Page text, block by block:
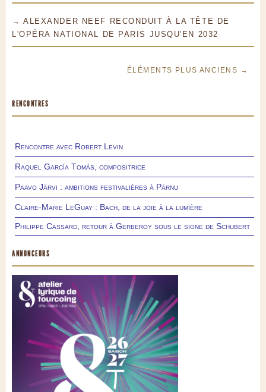
→ ALEXANDER NEEF RECONDUIT À LA TÊTE DE
L'OPÉRA NATIONAL DE PARIS JUSQU'EN 2032
ÉLÉMENTS PLUS ANCIENS →
RENCONTRES
Rencontre avec Robert Levin
Raquel García Tomás, compositrice
Paavo Järvi : ambitions festivalières à Pärnu
Claire-Marie LeGuay : Bach, de la joie à la lumière
Philippe Cassard, retour à Gerberoy sous le signe de Schubert
ANNONCEURS